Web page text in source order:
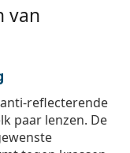
van
reflecterende
paar lenzen. De